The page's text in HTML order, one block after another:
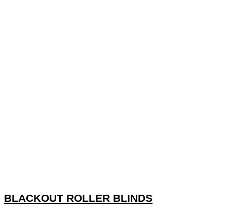
BLACKOUT ROLLER BLINDS